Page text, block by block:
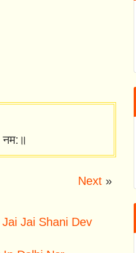
नम:॥
Next»
Jai Shani Dev